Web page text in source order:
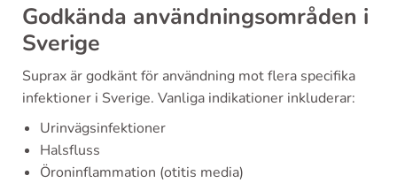
Godkända användningsområden i
Sverige
Suprax är godkänt för användning mot flera specifika
infektioner i Sverige. Vanliga indikationer inkluderar:
Urinvägsinfektioner
Halsfluss
Öroninflammation (otitis media)